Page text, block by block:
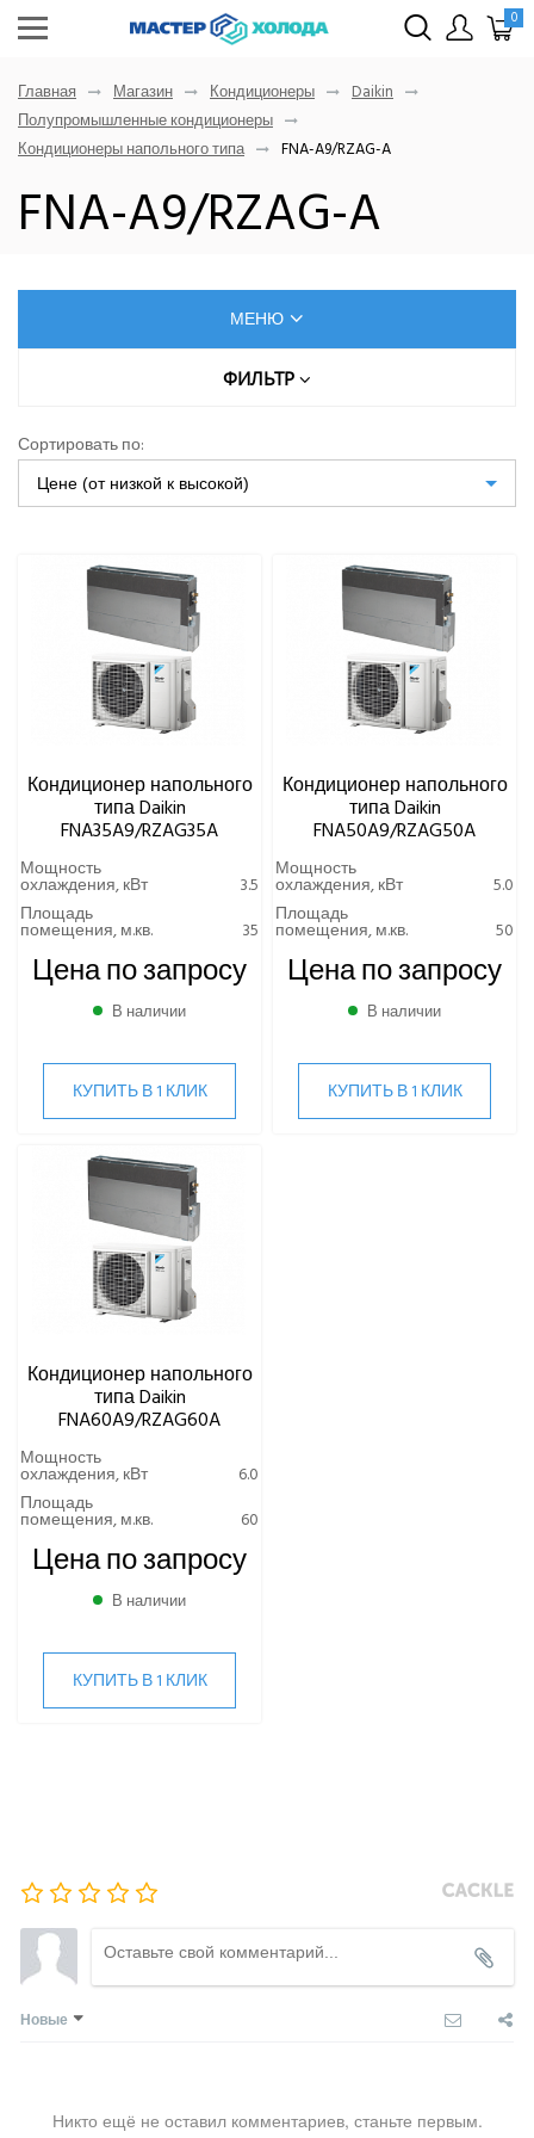
0
Главная Магазин Кондиционеры
Daikin
Полупромышленные кондиционеры
Кондиционеры напольного типа
FNA-A9/RZAG-A
FNA-A9/RZAG-A
МЕНЮ
AUX
Dahatsu
Denko
Euroklimat S.P.A Italy
Gorenje
ALFACOOL
Daikin
Канальный тип
Мультисистемы
Напольный тип
Настенный тип
Кондиционеры канального типа
Кондиционеры кассетного типа
FNA-A9/RXM-R
Кондиционеры настенного типа
Кондиционеры подпотолочного типа
DAICOND
Electrolux
EXPERTAIR by ZILON
Fujitsu
FUNAI
Gree
Green
HIGH LIFE
HITACHI
Lessar
Marsa
Midea
Mitsubishi Heavy Industries
Quattroclima
ФИЛЬТР
УРОВЕНЬ ШУМА ВНУТРЕННЕГО БЛОКА МИНИМАЛЬНЫЙ,
Сортировать по:
Цене (от низкой к высокой)
Кондиционер напольного
типа Daikin
FNA35A9/RZAG35A
Мощность
охлаждения, кВт
3.5
Площадь
помещения, м.кв. 35
Цена по запросу
В наличии
КУПИТЬ В 1 КЛИК
Кондиционер напольного
типа Daikin
FNA50A9/RZAG50A
Мощность
охлаждения, кВт
5.0
Площадь
помещения, м.кв. 50
Цена по запросу
В наличии
КУПИТЬ В 1 КЛИК
Кондиционер напольного
типа Daikin
FNA60A9/RZAG60A
Мощность
охлаждения, кВт
6.0
Площадь
помещения, м.кв. 60
Цена по запросу
В наличии
КУПИТЬ В 1 КЛИК
Новые
Никто ещё не оставил комментариев, станьте первым.